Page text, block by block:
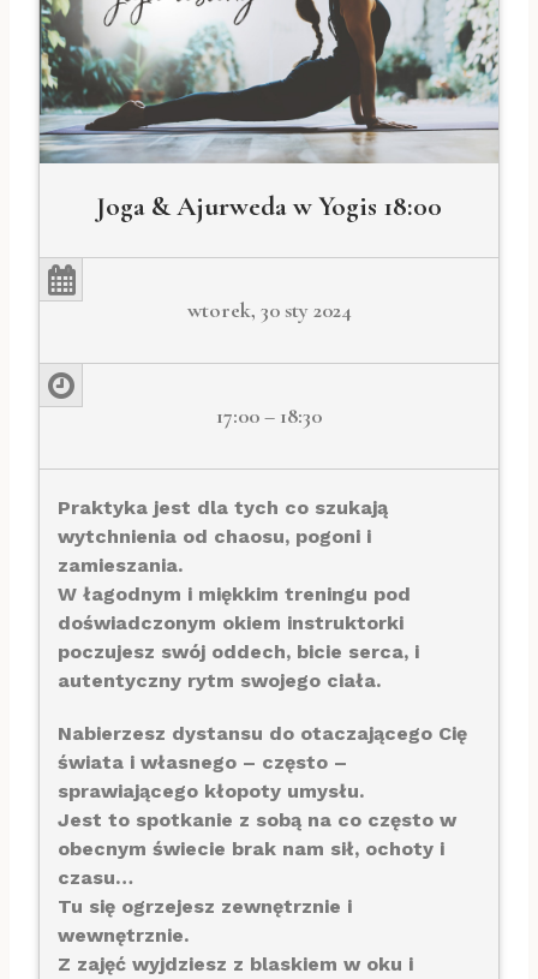
Joga & Ajurweda w Yogis 18:00
wtorek, 30 sty 2024
17:00 – 18:30
Praktyka jest dla tych co szukają
wytchnienia od chaosu, pogoni i
zamieszania.
W łagodnym i miękkim treningu pod
doświadczonym okiem instruktorki
poczujesz swój oddech, bicie serca, i
autentyczny rytm swojego ciała.
Nabierzesz dystansu do otaczającego Cię
świata i własnego – często –
sprawiającego kłopoty umysłu.
Jest to spotkanie z sobą na co często w
obecnym świecie brak nam sił, ochoty i
czasu…
Tu się ogrzejesz zewnętrznie i
wewnętrznie.
Z zajęć wyjdziesz z blaskiem w oku i